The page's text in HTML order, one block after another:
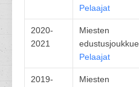
Pelaajat
2020-
2021
Miesten
edustusjoukkue
Pelaajat
2019-
Miesten